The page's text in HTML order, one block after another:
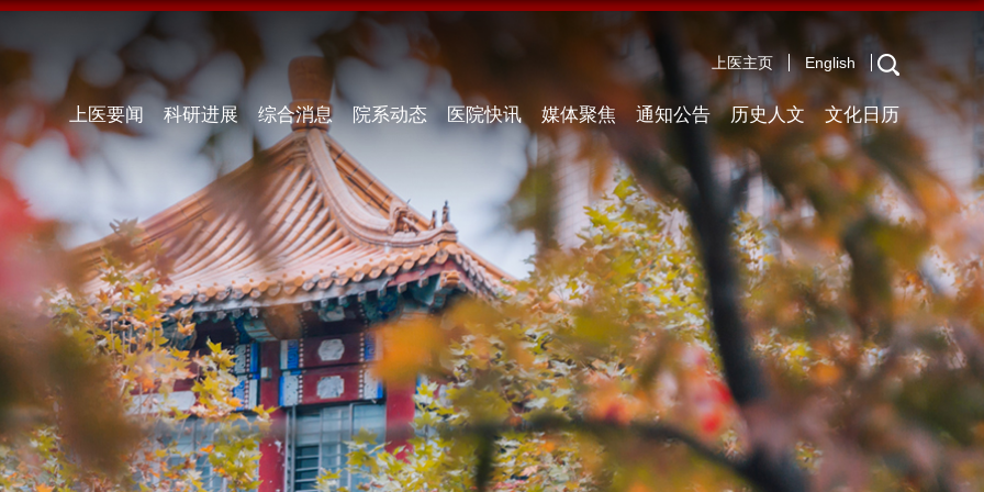
上医主页 English
上医要闻 科研进展 综合消息 院系动态 医院快讯 媒体聚焦 通知公告 历史人文 文化日历